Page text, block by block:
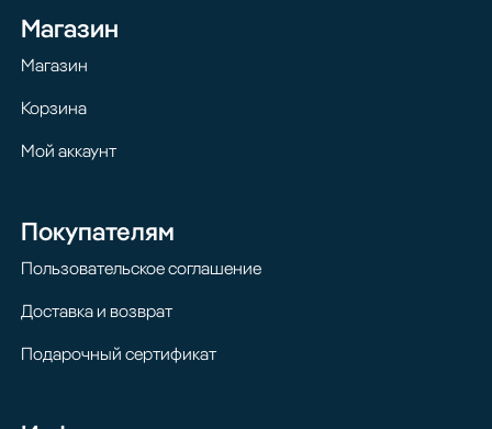
Магазин
Магазин
Корзина
Мой аккаунт
Покупателям
Пользовательское соглашение
Доставка и возврат
Подарочный сертификат